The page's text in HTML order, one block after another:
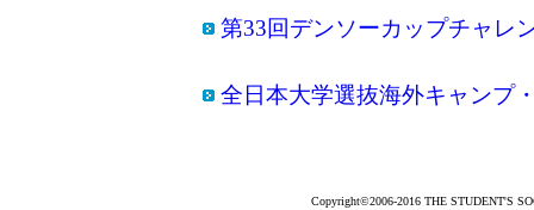
第33回デンソーカップチャレ
全日本大学選抜海外キャンプ
Copyright©2006-2016 THE STUDENT'S